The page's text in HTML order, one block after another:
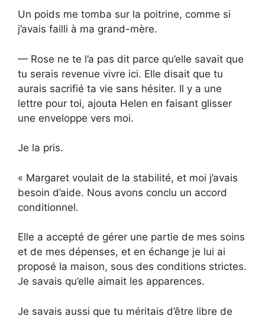
Un poids me tomba sur la poitrine, comme si
j’avais failli à ma grand-mère.
— Rose ne te l’a pas dit parce qu’elle savait que
tu serais revenue vivre ici. Elle disait que tu
aurais sacrifié ta vie sans hésiter. Il y a une
lettre pour toi, ajouta Helen en faisant glisser
une enveloppe vers moi.
Je la pris.
« Margaret voulait de la stabilité, et moi j’avais
besoin d’aide. Nous avons conclu un accord
conditionnel.
Elle a accepté de gérer une partie de mes soins
et de mes dépenses, et en échange je lui ai
proposé la maison, sous des conditions strictes.
Je savais qu’elle aimait les apparences.
Je savais aussi que tu méritais d’être libre de